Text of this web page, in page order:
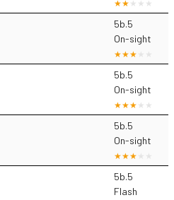
5b.5
On-sight
5b.5
On-sight
5b.5
On-sight
5b.5
Flash